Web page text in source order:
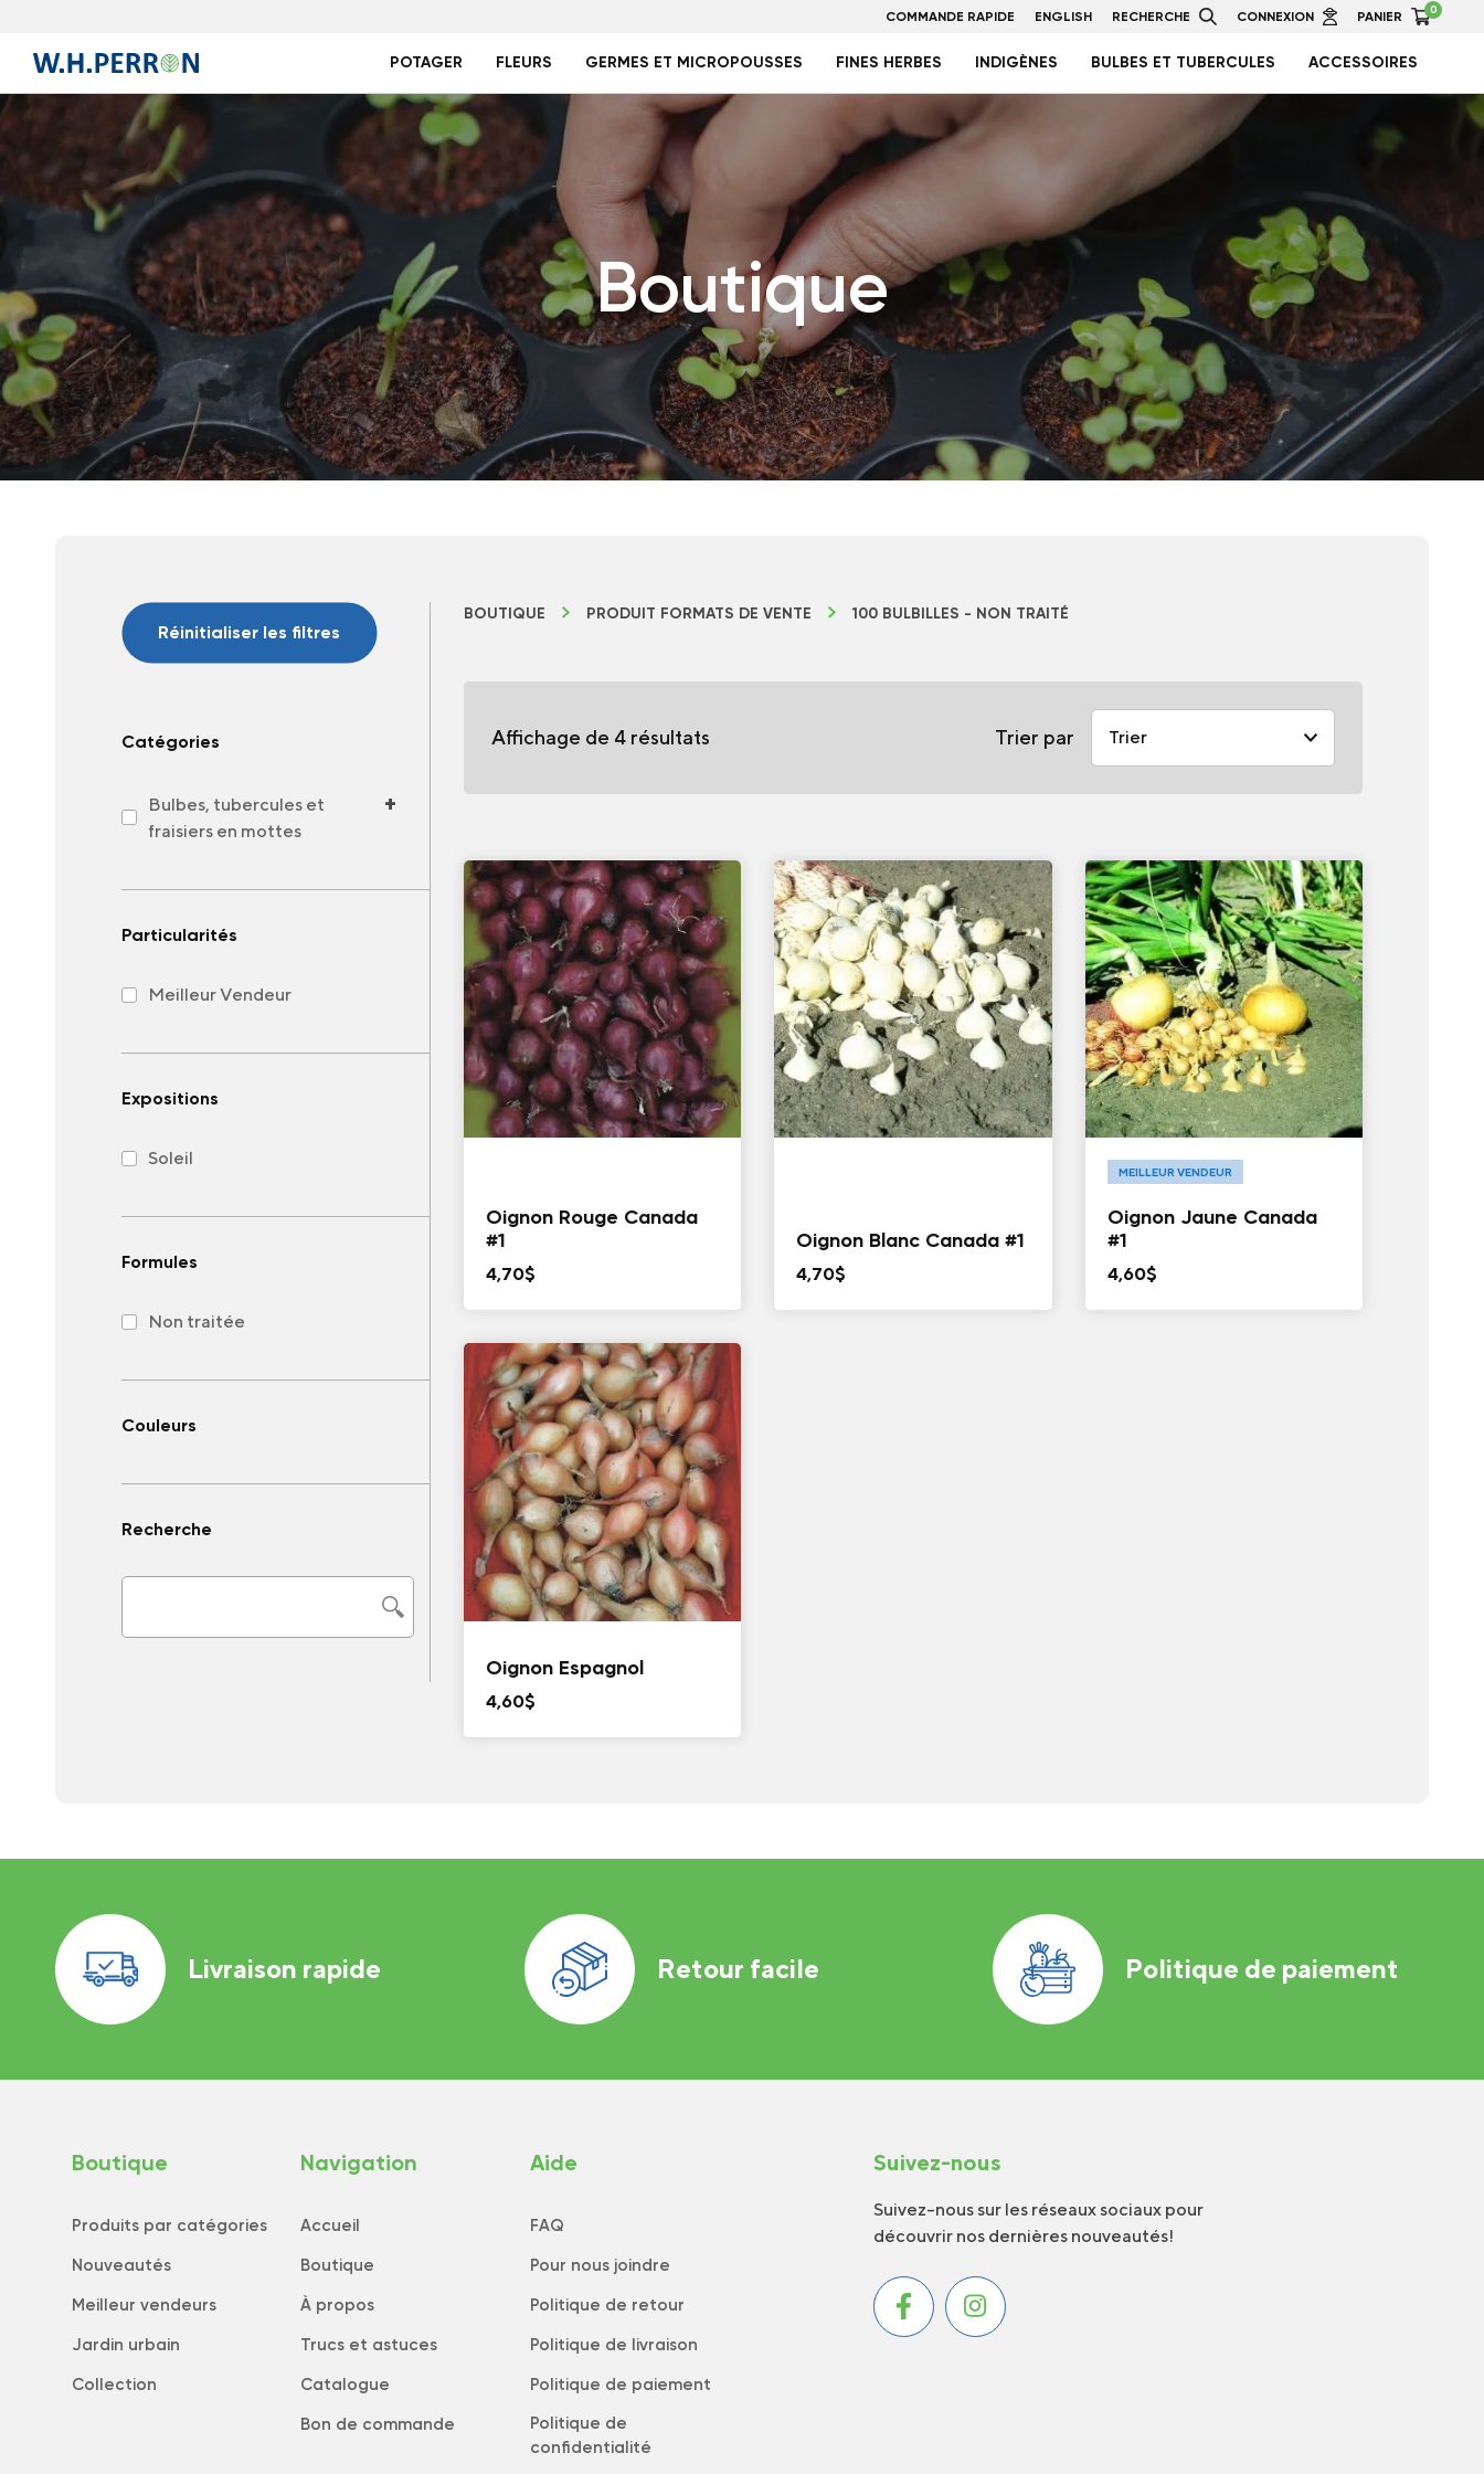
COMMANDE RAPIDE ENGLISH RECHERCHE CONNEXION PANIER 0
POTAGER FLEURS GERMES ET MICROPOUSSES FINES HERBES INDIGÈNES BULBES ET TUBERCULES ACCESSOIRES
Boutique
Réinitialiser les filtres
Catégories
Bulbes, tubercules et
fraisiers en mottes
+
Particularités
Meilleur Vendeur
Expositions
Soleil
Formules
Non traitée
Couleurs
Recherche
BOUTIQUE PRODUIT FORMATS DE VENTE 100 BULBILLES - NON TRAITÉ
Affichage de 4 résultats Trier par
Oignon Rouge Canada
#1
4,70$
Oignon Blanc Canada #1
4,70$
MEILLEUR VENDEUR
Oignon Jaune Canada
#1
4,60$
Oignon Espagnol
4,60$
Livraison rapide Retour facile Politique de paiement
Boutique
Produits par catégories
Nouveautés
Meilleur vendeurs
Jardin urbain
Collection
Navigation
Accueil
Boutique
À propos
Trucs et astuces
Catalogue
Bon de commande
Aide
FAQ
Pour nous joindre
Politique de retour
Politique de livraison
Politique de paiement
Politique de
confidentialité
Suivez-nous
Suivez-nous sur les réseaux sociaux pour
découvrir nos dernières nouveautés!